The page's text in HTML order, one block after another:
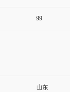
99
山东